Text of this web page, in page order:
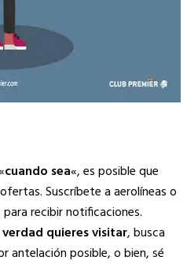
cuando sea«, es posible que
Suscríbete a aerolíneas o
recibir notificaciones.
quieres visitar, busca
antelación posible, o bien, sé